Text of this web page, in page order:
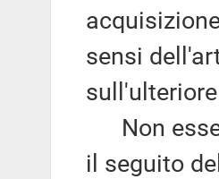
sensi
Non
il seguito